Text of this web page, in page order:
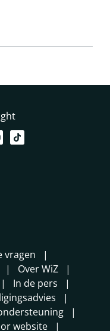
vragen
Over WiZ
In de pers
website